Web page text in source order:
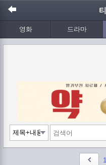
영화 드라마
애니메이션 음악
1